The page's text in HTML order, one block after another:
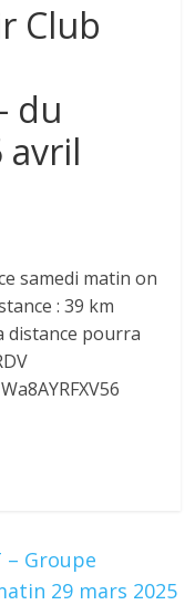
Club
du
avril
samedi matin on
: 39 km
distance pourra
– Groupe
29 mars 2025